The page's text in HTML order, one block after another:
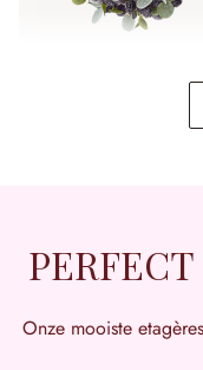
Onze mooiste